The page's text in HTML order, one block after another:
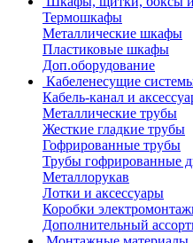
Термошкафы
Металлические шкафы
Пластиковые шкафы
Доп.оборудование
Кабеленесущие
Кабель-канал и
Металлические трубы
Жесткие гладкие трубы
Гофрированные трубы
Трубы гофрированные
Металлорукав
Лотки и аксессуары
Коробки
Дополнительный